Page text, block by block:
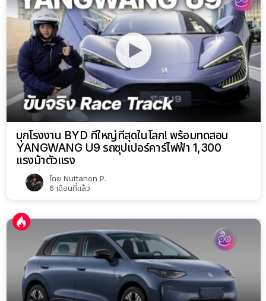
บุกโรงงาน BYD ที่ใหญ่ที่สุดในโลก! พร้อมทดสอบ
YANGWANG U9 รถซุปเปอร์คาร์ไฟฟ้า 1,300
แรงม้าตัวแรง
โดย Nuttanon P.
6 เดือนที่แล้ว